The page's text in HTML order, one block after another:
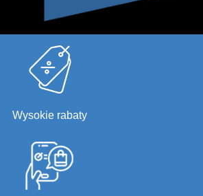
Wysokie rabaty